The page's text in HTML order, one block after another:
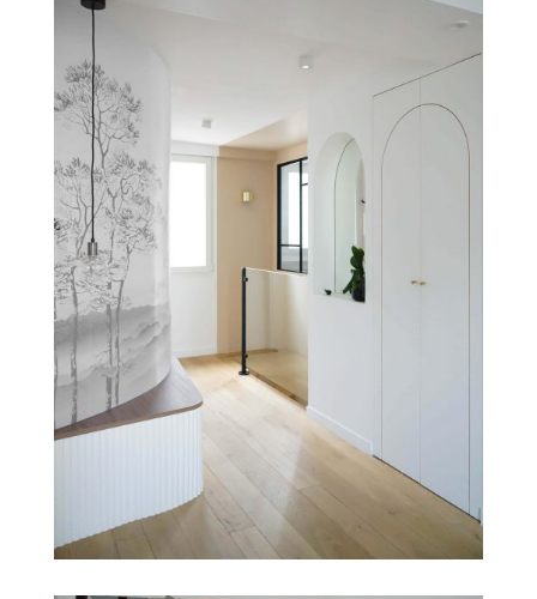
Date: 2023
Lieu: Paris 4ème
Surface: 130 m²
Budget: 250 000 €
Au cœur de l’île Saint-Louis, cet
appartement familial en duplex marie le
charme parisien ancien et une rénovation
contemporaine ambitieuse. L’objectif :
réunir deux lots superposés — un
appartement de 70 m² au 4ᵉ étage et un
second de 60 m² sous combles — pour
créer un lieu de vie chaleureux et
fonctionnel pour une famille de quatre
personnes.
Les propriétaires, attachés à l’authenticité